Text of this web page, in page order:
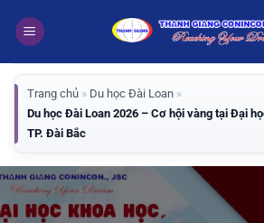
qua
dung
Trang chủ » Du học Đài Loan »
Du học Đài Loan 2026 – Cơ hội vàng tại Đại
TP. Đài Bắc